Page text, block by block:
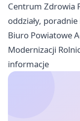
Centrum Zdrowia
oddziały,
Biuro Powiatowe
Modernizacji
informacje